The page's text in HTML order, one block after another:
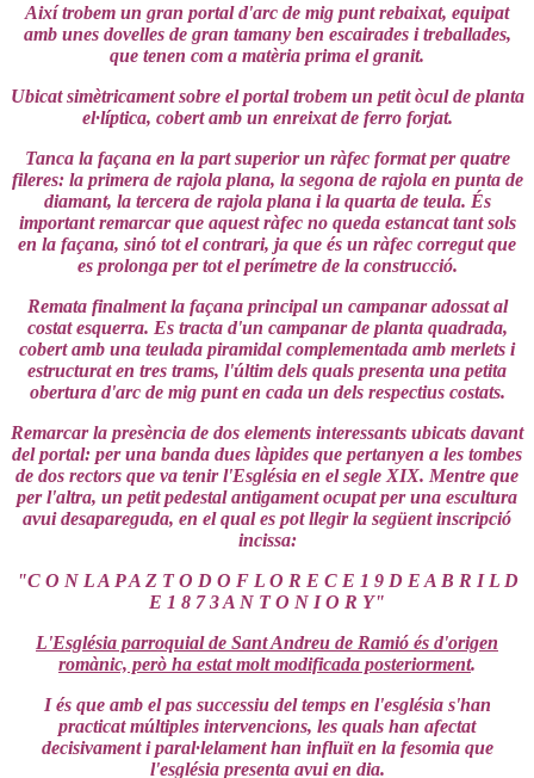
Així trobem un gran portal d'arc de mig punt rebaixat, equipat
amb unes dovelles de gran tamany ben escairades i treballades,
que tenen com a matèria prima el granit.
Ubicat simètricament sobre el portal trobem un petit òcul de planta
el·líptica, cobert amb un enreixat de ferro forjat.
Tanca la façana en la part superior un ràfec format per quatre
fileres: la primera de rajola plana, la segona de rajola en punta de
diamant, la tercera de rajola plana i la quarta de teula. És
important remarcar que aquest ràfec no queda estancat tant sols
en la façana, sinó tot el contrari, ja que és un ràfec corregut que
es prolonga per tot el perímetre de la construcció.
Remata finalment la façana principal un campanar adossat al
costat esquerra. Es tracta d'un campanar de planta quadrada,
cobert amb una teulada piramidal complementada amb merlets i
estructurat en tres trams, l'últim dels quals presenta una petita
obertura d'arc de mig punt en cada un dels respectius costats.
Remarcar la presència de dos elements interessants ubicats davant
del portal: per una banda dues làpides que pertanyen a les tombes
de dos rectors que va tenir l'Església en el segle XIX. Mentre que
per l'altra, un petit pedestal antigament ocupat per una escultura
avui desapareguda, en el qual es pot llegir la següent inscripció
incissa:
"C O N L A P A Z T O D O F L O R E C E 1 9 D E A B R I L D
E 1 8 7 3 A N T O N I O R Y"
L'Església parroquial de Sant Andreu de Ramió és d'origen
romànic, però ha estat molt modificada posteriorment.
I és que amb el pas successiu del temps en l'església s'han
practicat múltiples intervencions, les quals han afectat
decisivament i paral·lelament han influït en la fesomia que
l'església presenta avui en dia.